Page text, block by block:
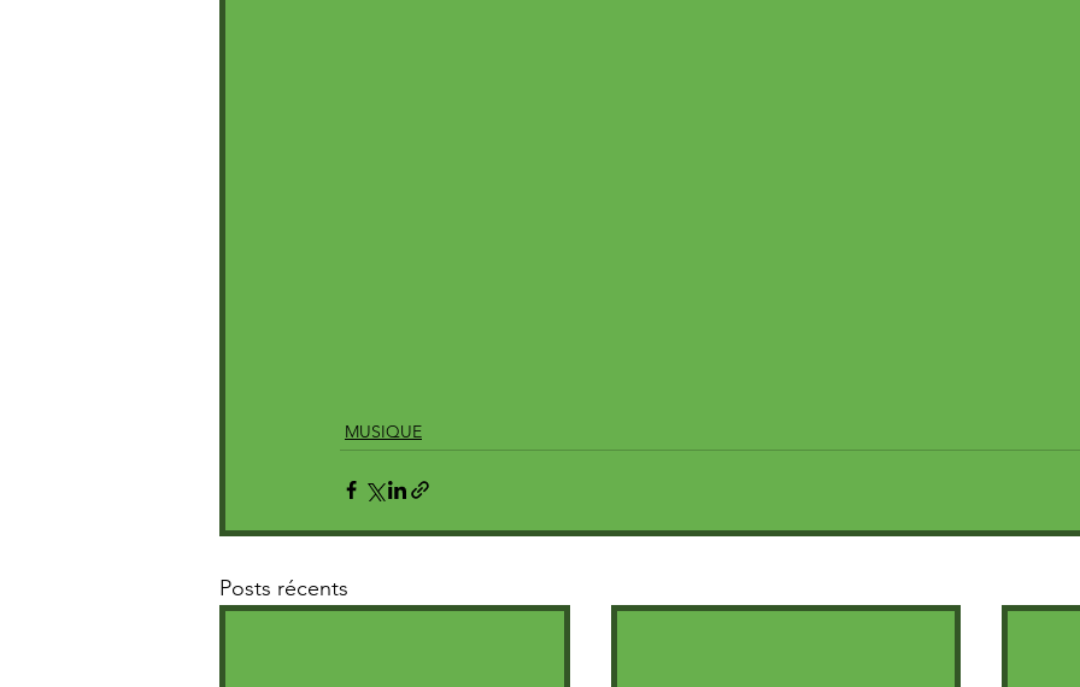
MUSIQUE
Posts récents